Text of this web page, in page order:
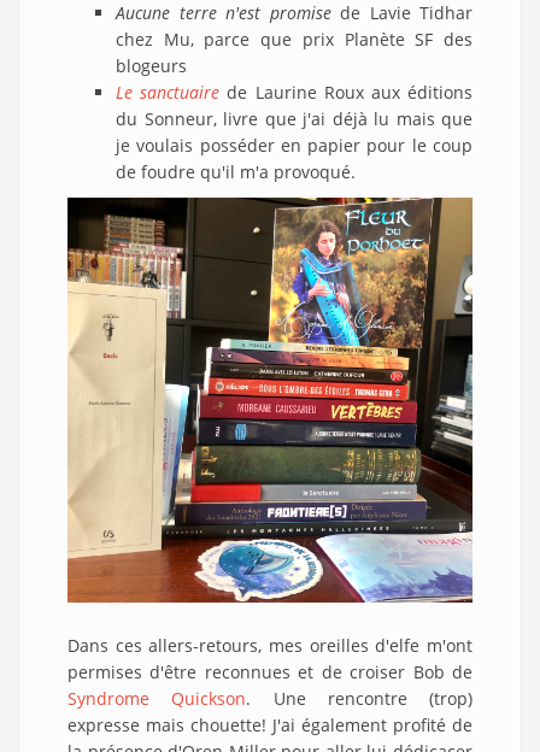
Aucune terre n'est promisede Lavie Tidhar
chez Mu, parce que prix Planète SF des
blogeurs
Le sanctuairede Laurine Roux aux éditions
du Sonneur, livre que j'ai déjà lu mais que
je voulais posséder en papier pour le coup
de foudre qu'il m'a provoqué.
Dans ces allers-retours, mes oreilles d'elfe m'ont
permises d'être reconnues et de croiser Bob de
Syndrome Quickson. Une rencontre (trop)
expresse mais chouette! J'ai également profité de